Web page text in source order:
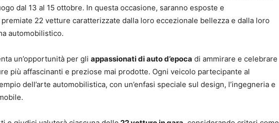
dal 13 al 15 ottobre. In questa occasione, saranno esposte e
22 vetture caratterizzate dalla loro eccezionale bellezza e dalla loro
automobilistico.
un’opportunità per gli appassionati di auto d’epoca di ammirare e celebrare
più affascinanti e preziose mai prodotte. Ogni veicolo partecipante al
dell’arte automobilistica, con un’enfasi speciale sul design, l’ingegneria e